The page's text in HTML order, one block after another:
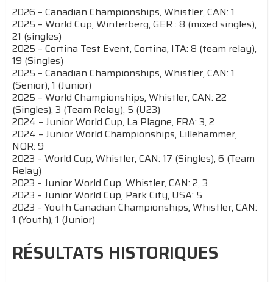
2026 – Canadian Championships, Whistler, CAN: 1
2025 – World Cup, Winterberg, GER : 8 (mixed singles),
21 (singles)
2025 – Cortina Test Event, Cortina, ITA: 8 (team relay),
19 (Singles)
2025 – Canadian Championships, Whistler, CAN: 1
(Senior), 1 (Junior)
2025 – World Championships, Whistler, CAN: 22
(Singles), 3 (Team Relay), 5 (U23)
2024 – Junior World Cup, La Plagne, FRA: 3, 2
2024 – Junior World Championships, Lillehammer,
NOR: 9
2023 – World Cup, Whistler, CAN: 17 (Singles), 6 (Team
Relay)
2023 – Junior World Cup, Whistler, CAN: 2, 3
2023 – Junior World Cup, Park City, USA: 5
2023 – Youth Canadian Championships, Whistler, CAN:
1 (Youth), 1 (Junior)
RÉSULTATS HISTORIQUES